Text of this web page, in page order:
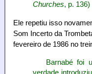
Churches, p. 136)
Ele repetiu isso
Som Incerto da
fevereiro de 1986 no
Barnabé foi